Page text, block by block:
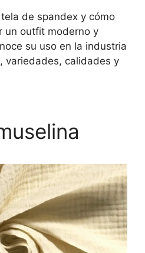
de spandex y cómo
un outfit moderno y
su uso en la industria
variedades, calidades y